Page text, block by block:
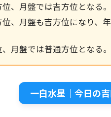
、月盤では吉方位となる。
、月盤も吉方位になり、
月盤では普通方位となる。
一白水星｜今日の